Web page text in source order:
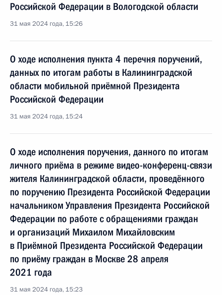
Российской Федерации в Вологодской области
31 мая 2024 года, 15:26
О ходе исполнения пункта 4 перечня поручений,
данных по итогам работы в Калининградской
области мобильной приёмной Президента
Российской Федерации
31 мая 2024 года, 15:24
О ходе исполнения поручения, данного по итогам
личного приёма в режиме видео-конференц-связи
жителя Калининградской области, проведённого
по поручению Президента Российской Федерации
начальником Управления Президента Российской
Федерации по работе с обращениями граждан
и организаций Михаилом Михайловским
в Приёмной Президента Российской Федерации
по приёму граждан в Москве 28 апреля
2021 года
31 мая 2024 года, 15:23